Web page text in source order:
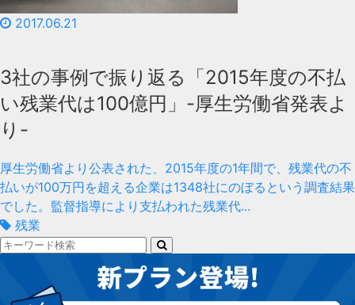
2017.06.21
3社の事例で振り返る「2015年度の不払
い残業代は100億円」-厚生労働省発表よ
り-
厚生労働省より公表された、2015年度の1年間で、残業代の不
払いが100万円を超える企業は1348社にのぼるという調査結果
でした。監督指導により支払われた残業代...
残業
検